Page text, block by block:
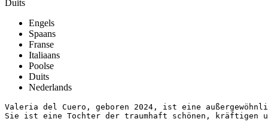
Duits
Engels
Spaans
Franse
Italiaans
Poolse
Duits
Nederlands
Valeria del Cuero, geboren 2024, ist eine
Sie ist eine Tochter der traumhaft schönen, kräftigen